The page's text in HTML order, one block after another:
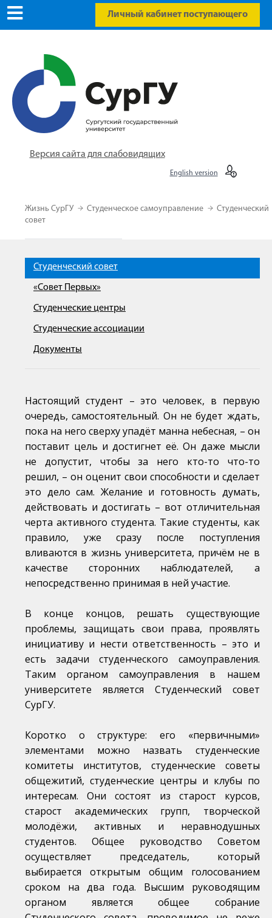
Личный кабинет поступающего
Версия сайта для слабовидящих
English version
Жизнь СурГУ Студенческое самоуправление
Студенческий
совет
Студенческий совет
«Совет Первых»
Студенческие центры
Студенческие ассоциации
Документы
Настоящий студент – это человек, в первую
очередь, самостоятельный. Он не будет ждать,
пока на него сверху упадёт манна небесная, – он
поставит цель и достигнет её. Он даже мысли
не допустит, чтобы за него кто-то что-то
решил, – он оценит свои способности и сделает
это дело сам. Желание и готовность думать,
действовать и достигать – вот отличительная
черта активного студента. Такие студенты, как
правило, уже сразу после поступления
вливаются в жизнь университета, причём не в
качестве сторонних наблюдателей, а
непосредственно принимая в ней участие.
В конце концов, решать существующие
проблемы, защищать свои права, проявлять
инициативу и нести ответственность – это и
есть задачи студенческого самоуправления.
Таким органом самоуправления в нашем
университете является Студенческий совет
СурГУ.
Коротко о структуре: его «первичными»
элементами можно назвать студенческие
комитеты институтов, студенческие советы
общежитий, студенческие центры и клубы по
интересам. Они состоят из старост курсов,
старост академических групп, творческой
молодёжи, активных и неравнодушных
студентов. Общее руководство Советом
осуществляет председатель, который
выбирается открытым общим голосованием
сроком на два года. Высшим руководящим
органом является общее собрание